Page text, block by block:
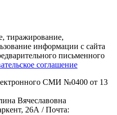
тиражирование,
информации с сайта
письменного
соглашение
СМИ №0400 от 13
Вячеславовна
26А / Почта: